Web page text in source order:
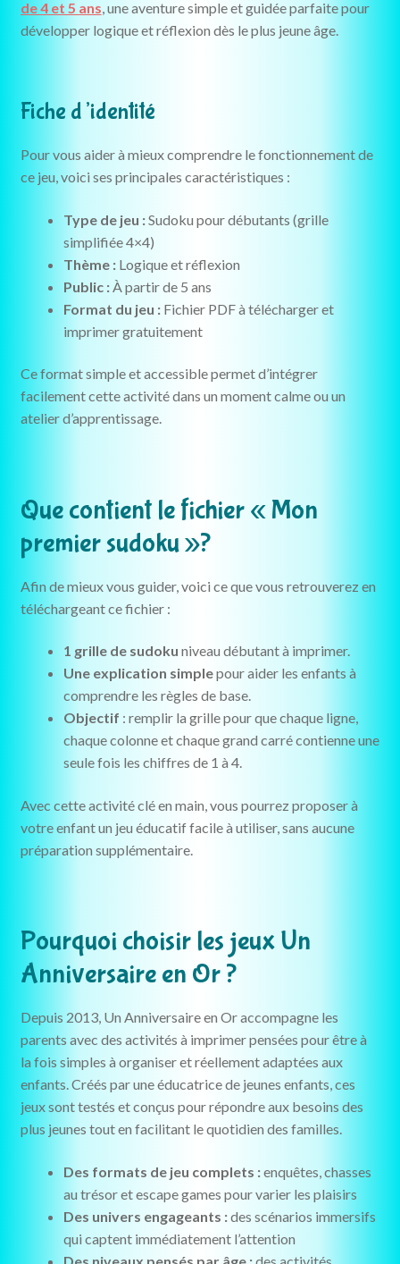
de 4 et 5 ans , une aventure simple et guidée parfaite pour
développer logique et réflexion dès le plus jeune âge.
Fiche d’identité
Pour vous aider à mieux comprendre le fonctionnement de
ce jeu, voici ses principales caractéristiques :
Type de jeu :Sudoku pour débutants (grille
simplifiée 4×4)
Thème :Logique et réflexion
Public :À partir de 5 ans
Format du jeu :Fichier PDF à télécharger et
imprimer gratuitement
Ce format simple et accessible permet d’intégrer
facilement cette activité dans un moment calme ou un
atelier d’apprentissage.
Que contient le fichier « Mon
premier sudoku »?
Afin de mieux vous guider, voici ce que vous retrouverez en
téléchargeant ce fichier :
1 grille de sudoku niveau débutant à imprimer.
Une explication simplepour aider les enfants à
comprendre les règles de base.
Objectif : remplir la grille pour que chaque ligne,
chaque colonne et chaque grand carré contienne une
seule fois les chiffres de 1 à 4.
Avec cette activité clé en main, vous pourrez proposer à
votre enfant un jeu éducatif facile à utiliser, sans aucune
préparation supplémentaire.
Pourquoi choisir les jeux Un
Anniversaire en Or ?
Depuis 2013, Un Anniversaire en Or accompagne les
parents avec des activités à imprimer pensées pour être à
la fois simples à organiser et réellement adaptées aux
enfants. Créés par une éducatrice de jeunes enfants, ces
jeux sont testés et conçus pour répondre aux besoins des
plus jeunes tout en facilitant le quotidien des familles.
Des formats de jeu complets :enquêtes, chasses
au trésor et escape games pour varier les plaisirs
Des univers engageants :des scénarios immersifs
qui captent immédiatement l’attention